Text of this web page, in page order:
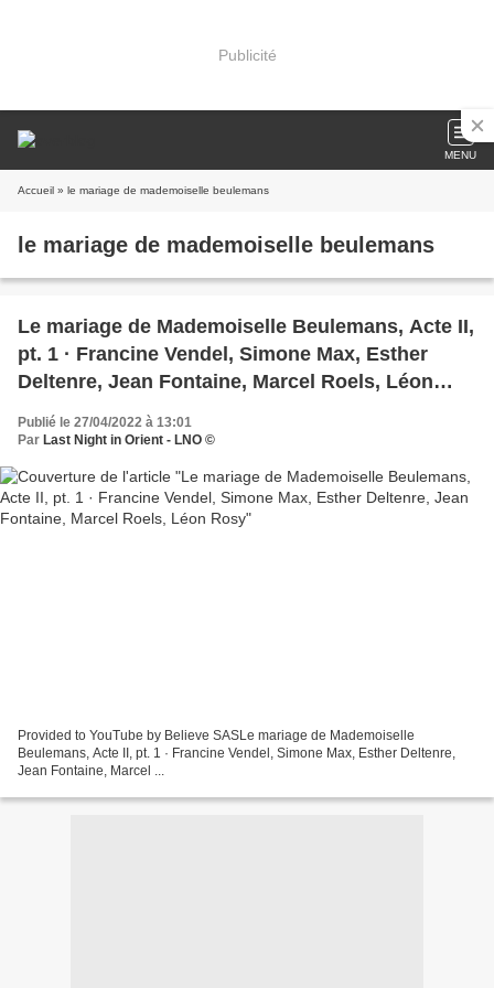
Publicité
MENU
Accueil » le mariage de mademoiselle beulemans
le mariage de mademoiselle beulemans
Le mariage de Mademoiselle Beulemans, Acte II,
pt. 1 · Francine Vendel, Simone Max, Esther
Deltenre, Jean Fontaine, Marcel Roels, Léon
Rosy
Publié le 27/04/2022 à 13:01
Par Last Night in Orient - LNO ©
Provided to YouTube by Believe SASLe mariage de Mademoiselle
Beulemans, Acte II, pt. 1 · Francine Vendel, Simone Max, Esther Deltenre,
Jean Fontaine, Marcel ...